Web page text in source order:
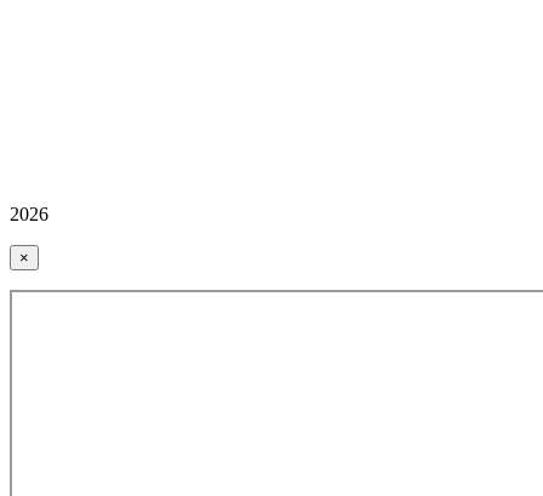
2026
×